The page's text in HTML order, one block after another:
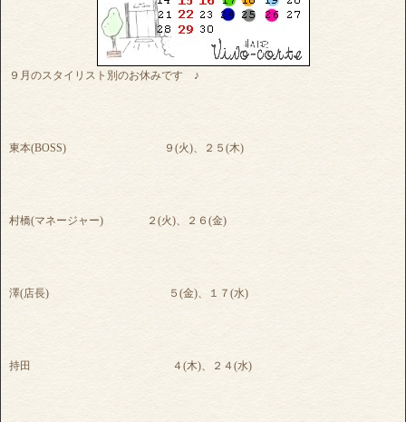
９月のスタイリスト別のお休みです ♪
東本(BOSS) ９(火)、２５(木)
村橋(マネージャー) ２(火)、２６(金)
澤(店長) ５(金)、１７(水)
持田 ４(木)、２４(水)